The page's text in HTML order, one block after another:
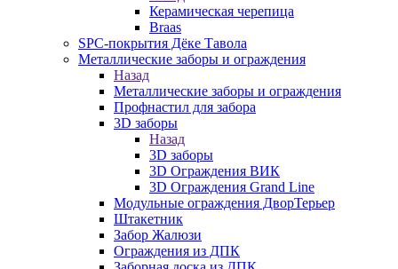
Керамическая черепица
Braas
SPC-покрытия Дёке Тавола
Металлические заборы и ограждения
Назад
Металлические заборы и ограждения
Профнастил для забора
3D заборы
Назад
3D заборы
3D Ограждения ВИК
3D Ограждения Grand Line
Модульные ограждения ДворТерьер
Штакетник
Забор Жалюзи
Ограждения из ДПК